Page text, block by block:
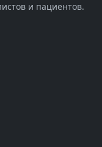
и пациентов.